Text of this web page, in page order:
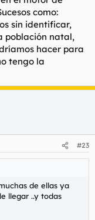
como:
sin identificar,
población natal,
hacer para
tengo la
#23
de ellas ya
llegar ..y todas